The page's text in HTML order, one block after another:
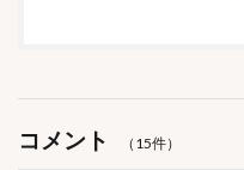
コメント （15件）